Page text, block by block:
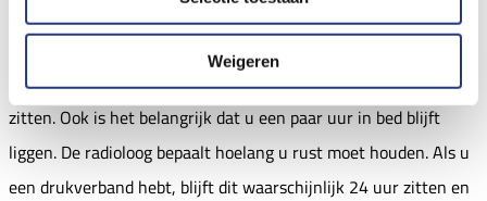
Weigeren
dichtdrukt. Dit drukverband moet een aantal uren blijven
zitten. Ook is het belangrijk dat u een paar uur in bed blijft
liggen. De radioloog bepaalt hoelang u rust moet houden. Als u
een drukverband hebt, blijft dit waarschijnlijk 24 uur zitten en